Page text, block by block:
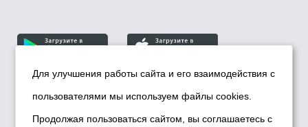
© Департамент информационной политики мэрии
города Новосибирска, 2026
Для улучшения работы сайта и его взаимодействия с
пользователями мы используем файлы cookies.
Продолжая пользоваться сайтом, вы соглашаетесь с